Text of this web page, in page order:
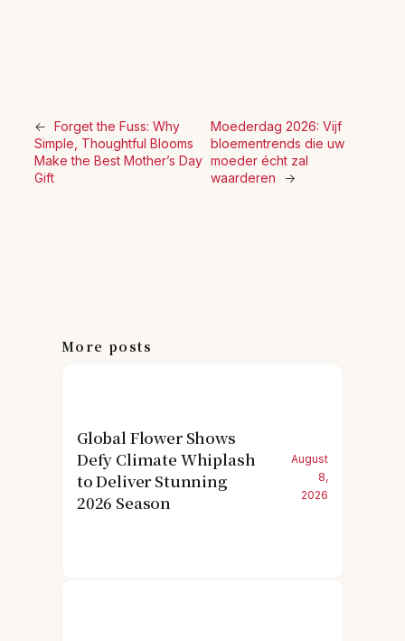
← Forget the Fuss: Why
Simple, Thoughtful Blooms
Make the Best Mother’s Day
Gift
Moederdag 2026: Vijf
bloementrends die uw
moeder écht zal
waarderen
→
More posts
Global Flower Shows
Defy Climate Whiplash
to Deliver Stunning
2026 Season
August
8,
2026